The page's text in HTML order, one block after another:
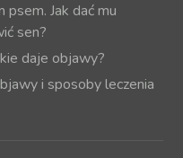
Jak dać mu
sen?
daje objawy?
i sposoby leczenia